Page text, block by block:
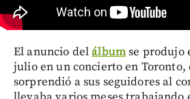
El anuncio delálbumse produjo
julio en un concierto en Toronto,
sorprendió a sus seguidores al